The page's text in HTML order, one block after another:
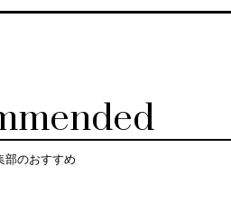
部のおすすめ